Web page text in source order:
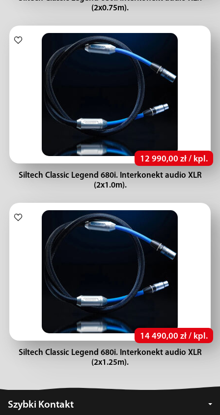
(2x0.75m).
12 990,00 zł / kpl.
Siltech Classic Legend 680i. Interkonekt audio XLR
(2x1.0m).
14 490,00 zł / kpl.
Siltech Classic Legend 680i. Interkonekt audio XLR
(2x1.25m).
Szybki Kontakt